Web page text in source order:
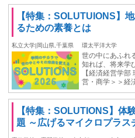
【特集：SOLUTUIONS】
るための素養とは
私立大学|岡山県,千葉県 環太平洋大学
世の中にあふれ
知れば、将来学
【経済経営学
営・商学＞＞経
【特集：SOLUTIONS】体
題 ～広げるマイクロプラス